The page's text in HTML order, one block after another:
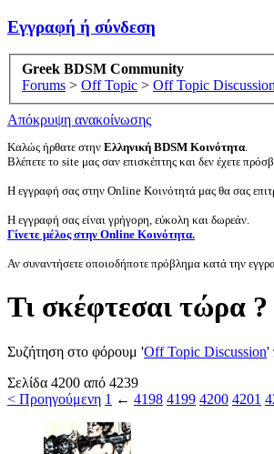
Εγγραφή ή σύνδεση
Greek BDSM Community
Forums > Off Topic > Off Topic Discussion
Απόκρυψη ανακοίνωσης
Καλώς ήρθατε στην Ελληνική BDSM Κοινότητα.
Βλέπετε το site μας σαν επισκέπτης και δεν έχετε
Η εγγραφή σας στην Online Κοινότητά μας θα σας
Η εγγραφή σας είναι γρήγορη, εύκολη και δωρεάν.
Γίνετε μέλος στην Online Κοινότητα.
Αν συναντήσετε οποιοδήποτε πρόβλημα κατά την
Τι σκέφτεσαι τώρα ?
Συζήτηση στο φόρουμ 'Off Topic Discussion'
Σελίδα 4200 από 4239
< Προηγούμενη 1 ← 4198 4199 4200 4201